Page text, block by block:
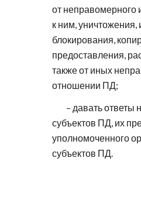
от неправомерного
к ним, уничтожения,
блокирования,
предоставления,
также от иных
отношении ПД;
– давать ответы
субъектов ПД, их
уполномоченного
субъектов ПД.